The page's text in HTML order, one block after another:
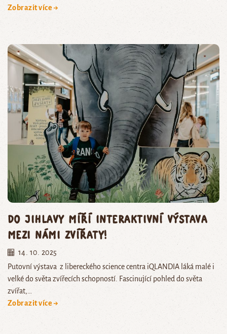
Zobrazit více →
Do Jihlavy míří interaktivní výstava
Mezi námi zvířaty!
14. 10. 2025
Putovní výstava z libereckého science centra iQLANDIA láká malé i
velké do světa zvířecích schopností. Fascinující pohled do světa
zvířat,…
Zobrazit více →